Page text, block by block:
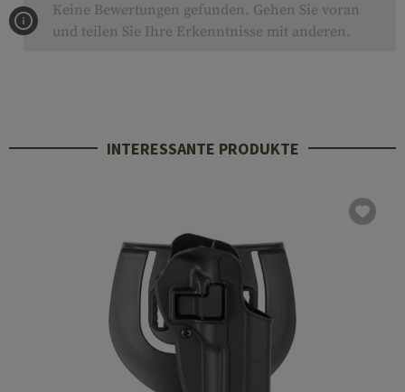
Keine Bewertungen gefunden. Gehen Sie voran
und teilen Sie Ihre Erkenntnisse mit anderen.
INTERESSANTE PRODUKTE